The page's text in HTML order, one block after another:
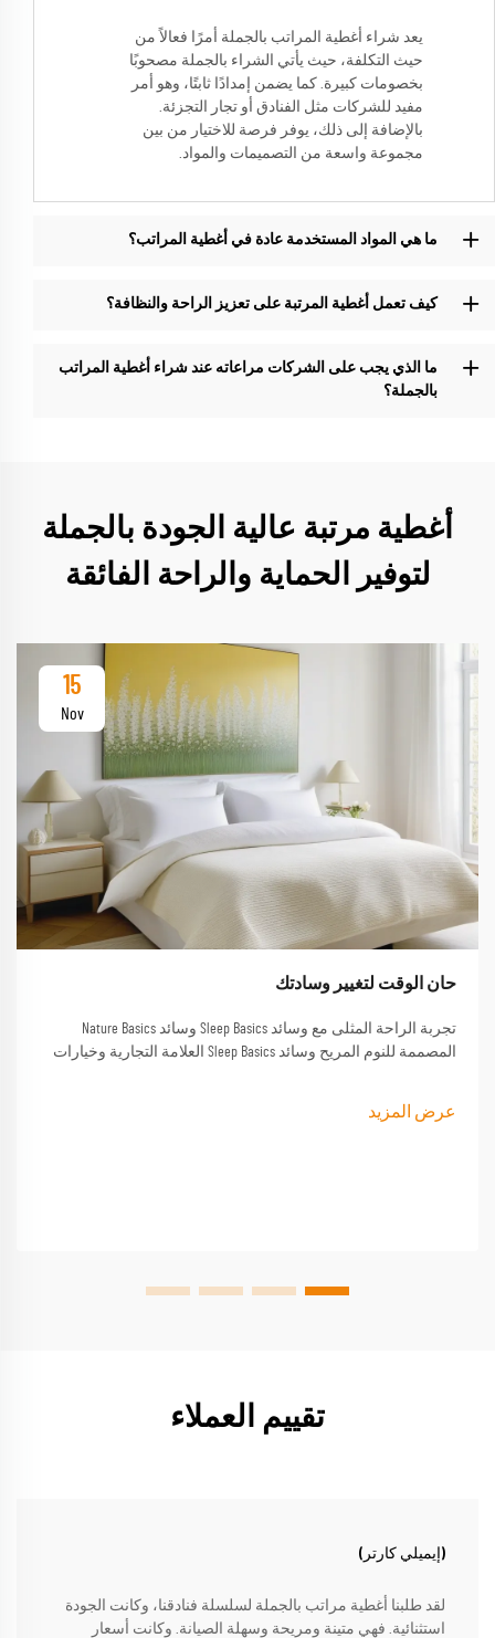
يعد شراء أغطية المراتب بالجملة أمرًا فعالاً من
حيث التكلفة، حيث يأتي الشراء بالجملة مصحوبًا
بخصومات كبيرة. كما يضمن إمدادًا ثابتًا، وهو أمر
مفيد للشركات مثل الفنادق أو تجار التجزئة.
بالإضافة إلى ذلك، يوفر فرصة للاختيار من بين
مجموعة واسعة من التصميمات والمواد.
ما هي المواد المستخدمة عادة في أغطية المراتب؟
كيف تعمل أغطية المرتبة على تعزيز الراحة والنظافة؟
ما الذي يجب على الشركات مراعاته عند شراء أغطية المراتب
بالجملة؟
أغطية مرتبة عالية الجودة بالجملة
لتوفير الحماية والراحة الفائقة
15
Nov
حان الوقت لتغيير وسادتك
تجربة الراحة المثلى مع وسائد Sleep Basics وسائد Nature Basics
المصممة للنوم المريح وسائد Sleep Basics العلامة التجارية وخيارات
عرض المزيد
تقييم العملاء
(إيميلي كارتر)
لقد طلبنا أغطية مراتب بالجملة لسلسلة فنادقنا، وكانت الجودة
استثنائية. فهي متينة ومريحة وسهلة الصيانة. وكانت أسعار